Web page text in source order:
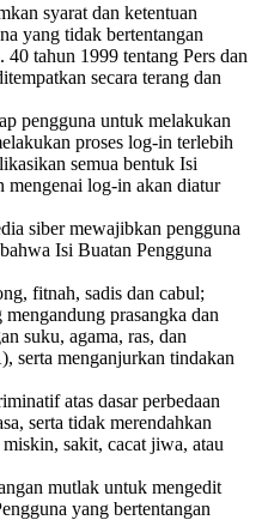
syarat dan ketentuan
yang tidak bertentangan
tahun 1999 tentang Pers dan
secara terang dan
pengguna untuk melakukan
proses log-in terlebih
semua bentuk Isi
mengenai log-in akan diatur
siber mewajibkan pengguna
Isi Buatan Pengguna
fitnah, sadis dan cabul;
prasangka dan
suku, agama, ras, dan
serta menganjurkan tindakan
atas dasar perbedaan
serta tidak merendahkan
sakit, cacat jiwa, atau
mutlak untuk mengedit
yang bertentangan